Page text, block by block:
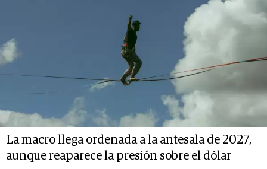
La macro llega ordenada a la antesala de 2027,
aunque reaparece la presión sobre el dólar